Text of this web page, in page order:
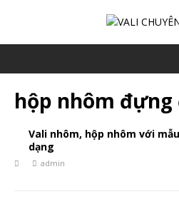
hộp nhôm đựng
Vali nhôm, hộp nhôm với
dạng
admin